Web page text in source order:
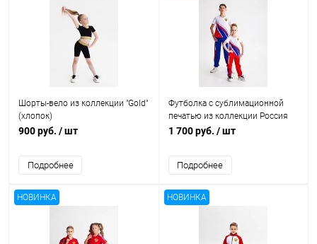
Шорты-вело из коллекции "Gold"
(хлопок)
900 руб. / шт
Подробнее
Футболка с сублимационной
печатью из коллекции Россия
1 700 руб. / шт
Подробнее
НОВИНКА НОВИНКА